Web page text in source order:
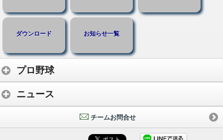
ダウンロード お知らせ一覧
プロ野球
ニュース
チームお問合せ